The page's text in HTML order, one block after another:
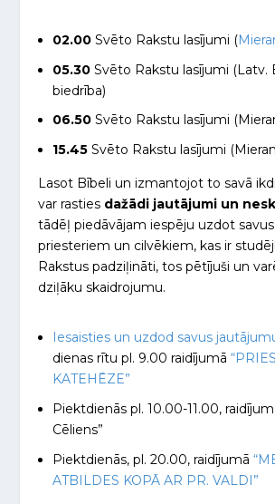
02.00 Svēto Rakstu lasījumi (
05.30 Svēto Rakstu lasījumi (Latv.
biedrība)
06.50 Svēto Rakstu lasījumi
15.45 Svēto Rakstu lasījumi
Lasot Bībeli un izmantojot to savā
var rasties dažādi jautājumi un
tādēļ piedāvājam iespēju uzdot
priesteriem un cilvēkiem, kas ir
Rakstus padziļināti, tos pētījuši un
dziļāku skaidrojumu.
Iesaisties un uzdod savus
dienas rītu pl. 9.00 raidījumā
KATEHĒZE”
Piektdienās pl. 10.00-11.00,
Cēliens”
Piektdienās, pl. 20.00, raidījumā
ATBILDES KOPĀ AR PR. VALDI”